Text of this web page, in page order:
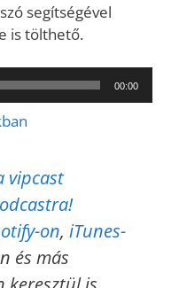
segítségével
is tölthető.
00:00
vipcast
on, iTunes-
és más